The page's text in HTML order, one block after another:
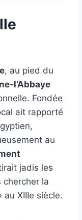
, au pied du
l’Abbaye
Fondée
ait rapporté
au
jadis les
chercher la
XIIIe siècle.